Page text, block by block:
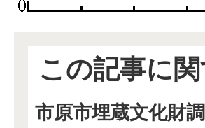
この記事に
市原市埋蔵文化財